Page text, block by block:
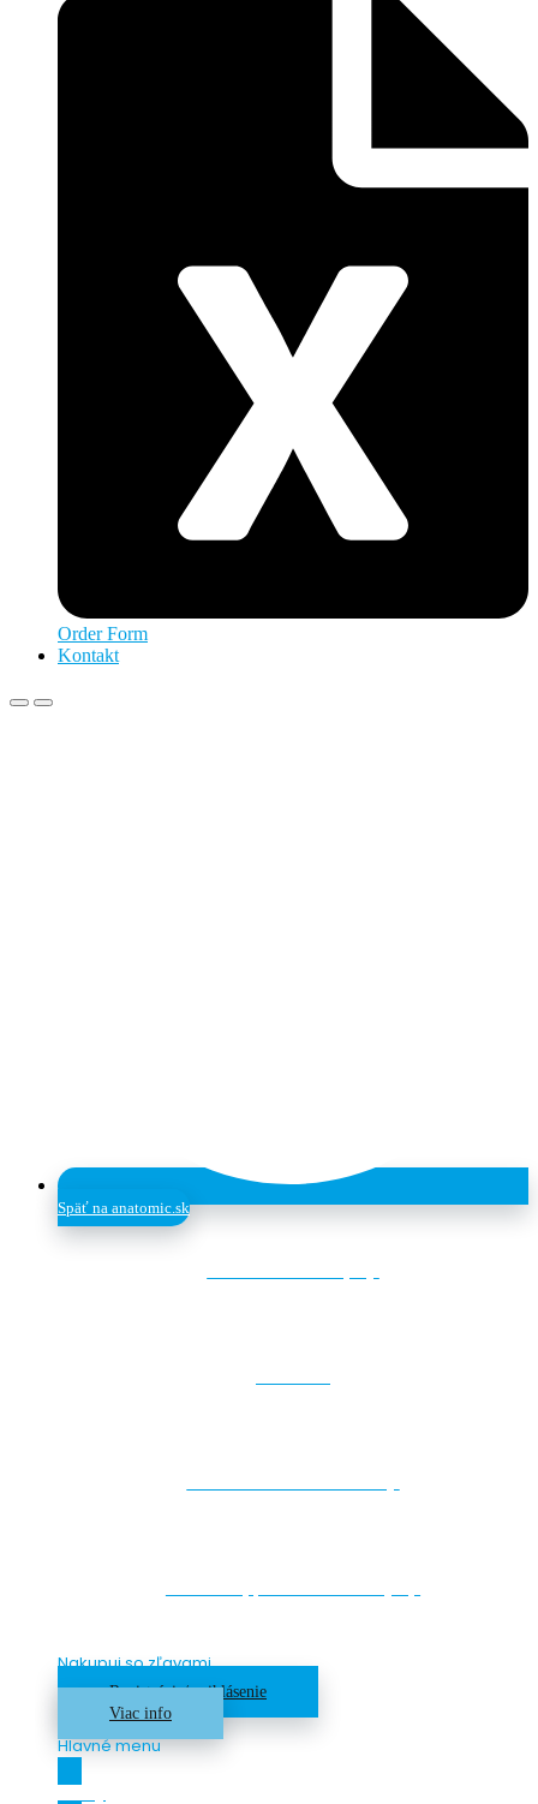
Order Form
Kontakt
Späť na anatomic.sk
Nakupuj so zľavami
Registrácia/ prihlásenie
Viac info
Hlavné menu